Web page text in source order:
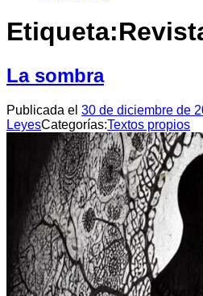
Etiqueta:
La sombra
Publicada el 30 de diciembre de
LeyesCategorías:Textos propios